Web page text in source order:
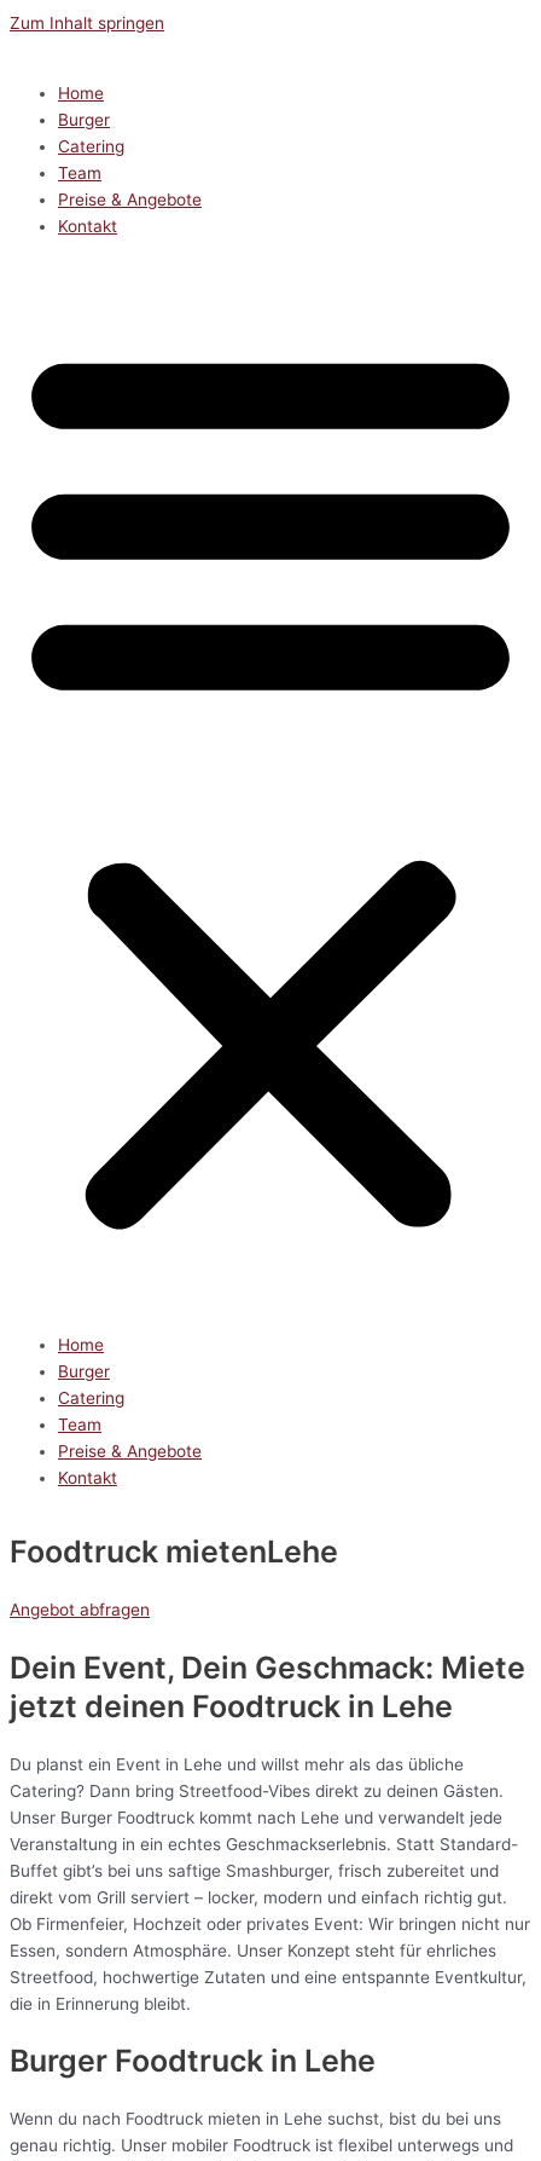
Zum Inhalt springen
Home
Burger
Catering
Team
Preise & Angebote
Kontakt
Home
Burger
Catering
Team
Preise & Angebote
Kontakt
Foodtruck mietenLehe
Angebot abfragen
Dein Event, Dein Geschmack: Miete
jetzt deinen Foodtruck in Lehe
Du planst ein Event in Lehe und willst mehr als das übliche
Catering? Dann bring Streetfood-Vibes direkt zu deinen Gästen.
Unser Burger Foodtruck kommt nach Lehe und verwandelt jede
Veranstaltung in ein echtes Geschmackserlebnis. Statt Standard-
Buffet gibt’s bei uns saftige Smashburger, frisch zubereitet und
direkt vom Grill serviert – locker, modern und einfach richtig gut.
Ob Firmenfeier, Hochzeit oder privates Event: Wir bringen nicht nur
Essen, sondern Atmosphäre. Unser Konzept steht für ehrliches
Streetfood, hochwertige Zutaten und eine entspannte Eventkultur,
die in Erinnerung bleibt.
Burger Foodtruck in Lehe
Wenn du nach Foodtruck mieten in Lehe suchst, bist du bei uns
genau richtig. Unser mobiler Foodtruck ist flexibel unterwegs und